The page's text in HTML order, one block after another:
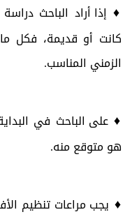
♦ إذا أراد الباحث
كانت أو قديمة، فكل
الزمني المناسب.
♦على الباحث في
هو متوقع منه.
♦ يجب مراعات تنظيم